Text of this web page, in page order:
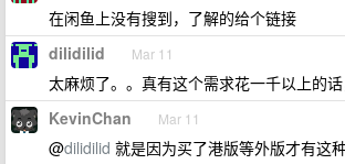
在闲鱼上没有搜到，了解的给个链接
dilidilid Mar 11
太麻烦了。。真有这个需求花一千以上的
KevinChan Mar 11
@dilidilid 就是因为买了港版等外版才有这